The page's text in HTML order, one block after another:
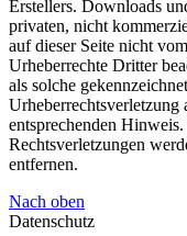
Erstellers. Downloads
privaten, nicht
auf dieser Seite nicht
Urheberrechte Dritter
als solche
entsprechenden
Rechtsverletzungen
entfernen.
Nach oben
Datenschutz